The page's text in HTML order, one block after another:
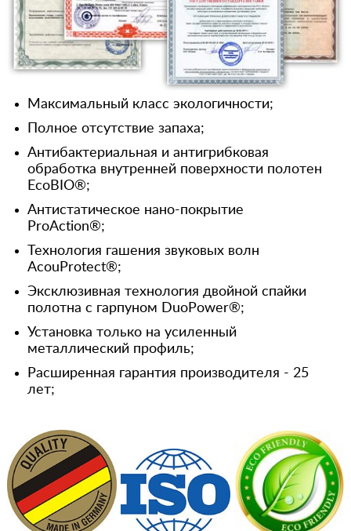
Максимальный класс экологичности;
Полное отсутствие запаха;
Антибактериальная и антигрибковая
обработка внутренней поверхности полотен
EcoBIO®;
Антистатическое нано-покрытие
ProAction®;
Технология гашения звуковых волн
AcouProtect®;
Эксклюзивная технология двойной спайки
полотна с гарпуном DuoPower®;
Установка только на усиленный
металлический профиль;
Расширенная гарантия производителя - 25
лет;